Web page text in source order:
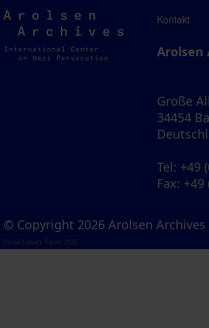
Arolsen
Archives
Kontakt
Arolsen
Große
34454
Tel: +49
Fax: +49
© Copyright 2026 Arolsen Archives
Visual Library Server 2026